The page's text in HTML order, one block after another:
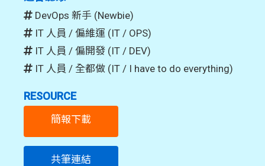
DevOps 新手 (Newbie)
IT 人員 / 偏維運 (IT / OPS)
IT 人員 / 偏開發 (IT / DEV)
IT 人員 / 全都做 (IT / I have to do everything)
RESOURCE
簡報下載
共筆連結